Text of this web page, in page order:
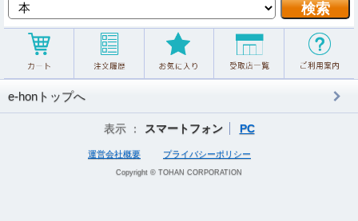
e-honトップへ
表示 ： スマートフォン PC
運営会社概要 プライバシーポリシー
Copyright © TOHAN CORPORATION